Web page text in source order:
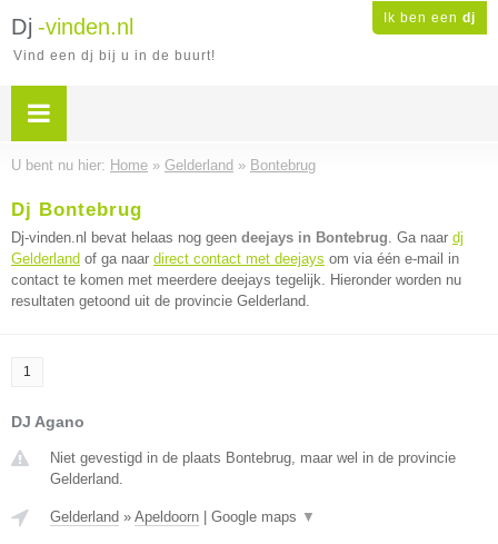
Ik ben een dj
Dj -vinden.nl
Vind een dj bij u in de buurt!
U bent nu hier: Home » Gelderland » Bontebrug
Dj Bontebrug
Dj-vinden.nl bevat helaas nog geen deejays in Bontebrug. Ga naar dj
Gelderland of ga naar direct contact met deejays om via één e-mail in
contact te komen met meerdere deejays tegelijk. Hieronder worden nu
resultaten getoond uit de provincie Gelderland.
1
DJ Agano
Niet gevestigd in de plaats Bontebrug, maar wel in de provincie
Gelderland.
Gelderland » Apeldoorn Google maps ▼